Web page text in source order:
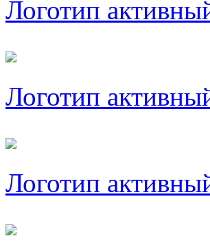
Логотип
Логотип
Логотип